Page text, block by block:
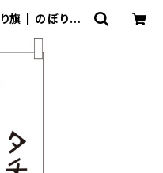
旗 | のぼり屋